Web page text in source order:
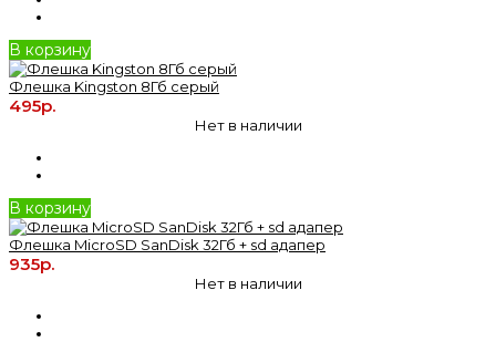
В корзину
Флешка Kingston 8Гб серый
495р.
Нет в наличии
В корзину
Флешка MicroSD SanDisk 32Гб + sd адапер
935р.
Нет в наличии